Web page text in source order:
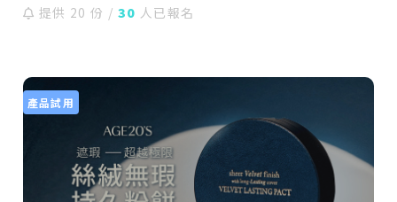
提供 20 份 / 30 人已報名
產品試用